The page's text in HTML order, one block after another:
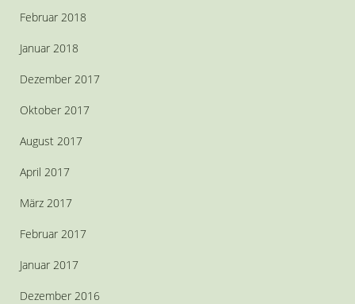
Februar 2018
Januar 2018
Dezember 2017
Oktober 2017
August 2017
April 2017
März 2017
Februar 2017
Januar 2017
Dezember 2016